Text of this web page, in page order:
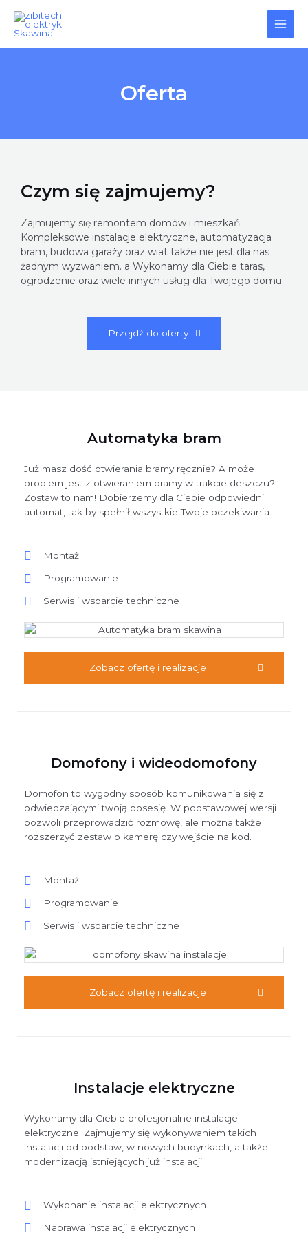
content
Main
Oferta
Czym się zajmujemy?
Zajmujemy się remontem domów i mieszkań.
Kompleksowe instalacje elektryczne, automatyzacja
bram, budowa garaży oraz wiat także nie jest dla nas
żadnym wyzwaniem. a Wykonamy dla Ciebie taras,
ogrodzenie oraz wiele innych usług dla Twojego domu.
Przejdź do oferty
Zobacz ofertę i realizacje
Automatyka bram
Już masz dość otwierania bramy ręcznie? A może
problem jest z otwieraniem bramy w trakcie deszczu?
Zostaw to nam! Dobierzemy dla Ciebie odpowiedni
automat, tak by spełnił wszystkie Twoje oczekiwania.
Montaż
Programowanie
Serwis i wsparcie techniczne
Domofony i wideodomofony
Domofon to wygodny sposób komunikowania się z
odwiedzającymi twoją posesję. W podstawowej wersji
pozwoli przeprowadzić rozmowę, ale można także
rozszerzyć zestaw o kamerę czy wejście na kod.
Montaż
Programowanie
Serwis i wsparcie techniczne
Zobacz ofertę i realizacje
Instalacje elektryczne
Wykonamy dla Ciebie profesjonalne instalacje
elektryczne. Zajmujemy się wykonywaniem takich
instalacji od podstaw, w nowych budynkach, a także
modernizacją istniejących już instalacji.
Wykonanie instalacji elektrycznych
Naprawa instalacji elektrycznych